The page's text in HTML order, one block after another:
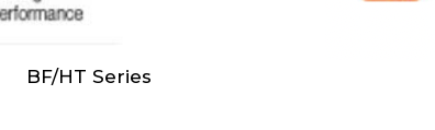
BF/HT Series